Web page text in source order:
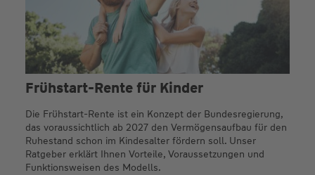
Frühstart-Rente für Kinder
Die Frühstart-Rente ist ein Konzept der Bundesregierung,
das voraussichtlich ab 2027 den Vermögensaufbau für den
Ruhestand schon im Kindesalter fördern soll. Unser
Ratgeber erklärt Ihnen Vorteile, Voraussetzungen und
Funktionsweisen des Modells.